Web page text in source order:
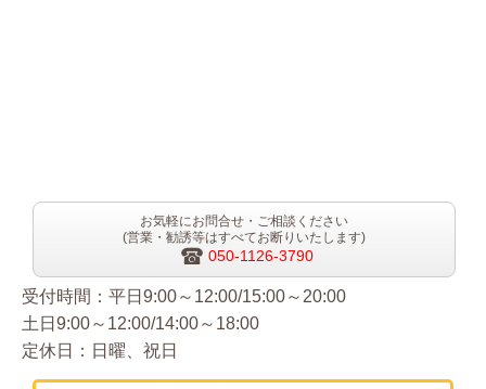
お気軽にお問合せ・ご相談ください
(営業・勧誘等はすべてお断りいたします)
050-1126-3790
受付時間：平日9:00～12:00/15:00～20:00
土日9:00～12:00/14:00～18:00
定休日：日曜、祝日